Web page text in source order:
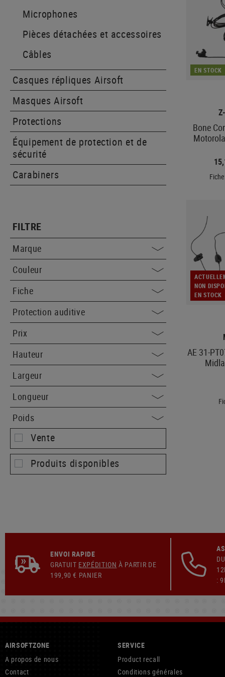
Microphones
Pièces détachées et accessoires
Câbles
Casques répliques Airsoft
Masques Airsoft
Protections
Équipement de protection et de
sécurité
Carabiners
FILTRE
Marque
Couleur
Fiche
Protection auditive
Prix
Hauteur
Largeur
Longueur
Poids
Vente
Produits disponibles
EN STOCK
Bone
NON
EN STOCK
AE 31-
ENVOI RAPIDE
GRATUIT EXPÉDITION À PARTIR DE
199,90 € PANIER
:
AIRSOFTZONE
A propos de nous
Contact
SERVICE
Product recall
Conditions générales